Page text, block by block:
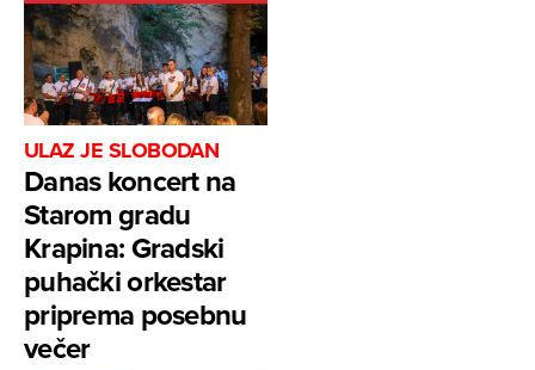
ULAZ JE SLOBODAN
Danas koncert na
Starom gradu
Krapina: Gradski
puhački orkestar
priprema posebnu
večer